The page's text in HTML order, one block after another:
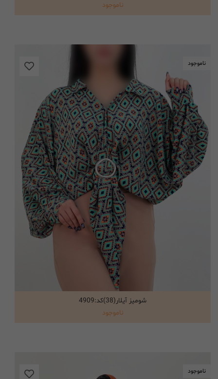
ناموجود
ناموجود
انتخاب گزینه ها
شومیز آیلار(38)کد:4909
ناموجود
ناموجود